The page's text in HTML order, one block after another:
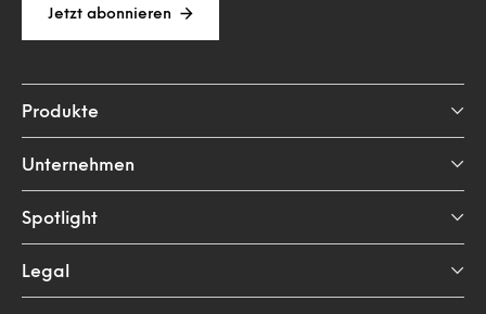
Jetzt abonnieren
Produkte
Unternehmen
Spotlight
Legal